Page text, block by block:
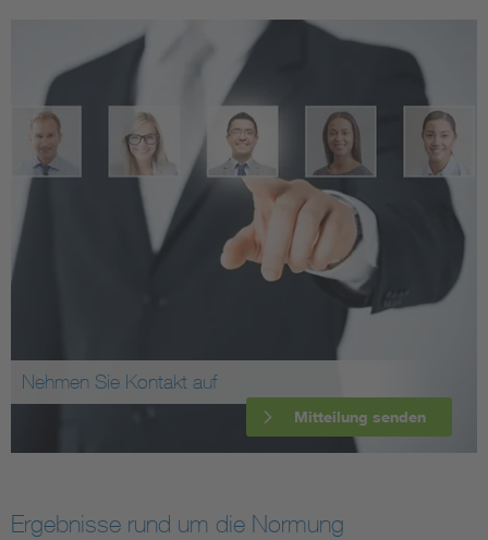
Nehmen Sie Kontakt auf
Mitteilung senden
Ergebnisse rund um die Normung